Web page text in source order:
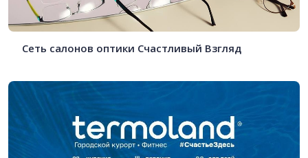
Сеть салонов оптики Счастливый Взгляд